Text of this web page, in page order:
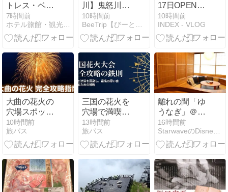
トレス・ベッ
ド(ホテル仕
様)をご家庭向
けにもお届け
トが送るホテ
ル旅館のニュ
ース
7時間前
ホテル旅館・観光業界に関する最新情報・ニュース
川】鬼怒川ラ
イン下りを徹
底レビュー！
予約・料金・
濡れる？
10時間前
BeeTrip【びーとりっぷ】
17日OPEN】
格安ビールと
鉄鍋餃子
「3・6・5酒
店」へ行って
きた！生ビー
ル199円（税
込218円）の
コスパ酒場
10時間前
INDEX - VLOG
大曲の花火の
穴場スポット
と混雑を避け
て楽しむ完全
攻略ガイド
10時間前
旅パス
三国の花火を
穴場で満喫！
渋滞回避とお
すすめスポッ
ト完全攻略
13時間前
旅パス
離れの間「ゆ
うなぎ」＠
KKRホテル沼
津はまゆう
16時間前
StarwaveのDisney&Hotels Life